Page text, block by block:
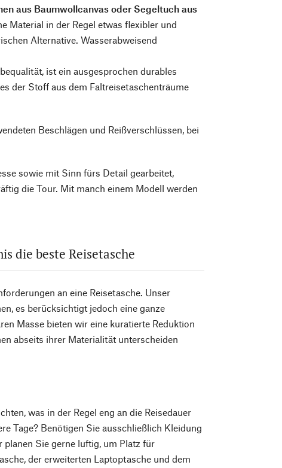
aus Baumwollcanvas oder Segeltuch aus
Material in der Regel etwas flexibler und
Alternative. Wasserabweisend
ist ein ausgesprochen durables
der Stoff aus dem Faltreisetaschenträume
Beschlägen und Reißverschlüssen, bei
sowie mit Sinn fürs Detail gearbeitet,
die Tour. Mit manch einem Modell werden
die beste Reisetasche
an eine Reisetasche. Unser
es berücksichtigt jedoch eine ganze
Masse bieten wir eine kuratierte Reduktion
abseits ihrer Materialität unterscheiden
was in der Regel eng an die Reisedauer
Tage? Benötigen Sie ausschließlich Kleidung
Sie gerne luftig, um Platz für
der erweiterten Laptoptasche und dem